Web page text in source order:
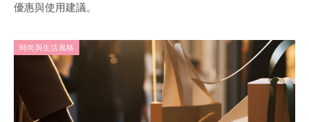
優惠與使用建議。
時尚與生活風格